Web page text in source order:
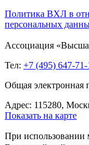
Политика ВХЛ в
персональных
Ассоциация
Тел: +7 (495) 647-71-
Общая электронная
Адрес: 115280,
Показать на карте
При использовании